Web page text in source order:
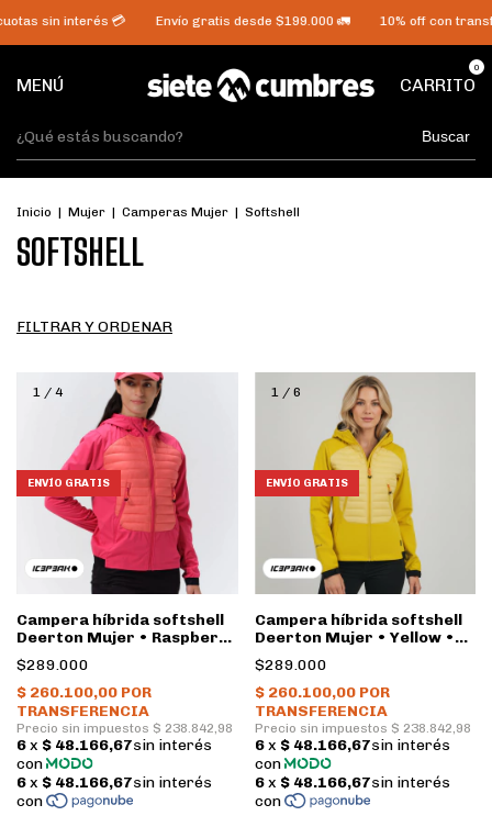
sin interés 💳 Envío gratis desde $199.000 🚛 10% off con
MENÚ CARRITO
0
Buscar
Inicio | Mujer | Camperas Mujer | Softshell
SOFTSHELL
FILTRAR Y ORDENAR
1 / 4
ENVÍO GRATIS
Campera híbrida softshell
Deerton Mujer • Raspberry
• Icepeak
$289.000
1/ 6
ENVÍO GRATIS
Campera híbrida softshell
Deerton Mujer • Yellow •
Icepeak
$289.000